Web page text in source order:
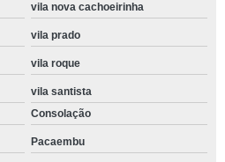
vila nova cachoeirinha
vila prado
vila roque
vila santista
Consolação
Pacaembu